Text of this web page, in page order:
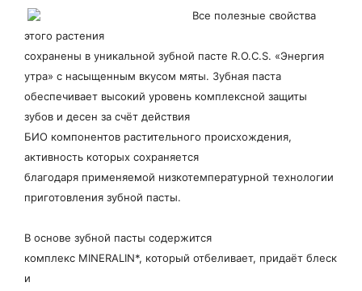
Все полезные свойства
этого растения
сохранены в уникальной зубной пасте R.O.C.S. «Энергия
утра» с насыщенным вкусом мяты. Зубная паста
обеспечивает высокий уровень комплексной защиты
зубов и десен за счёт действия
БИО компонентов растительного происхождения,
активность которых сохраняется
благодаря применяемой низкотемпературной технологии
приготовления зубной пасты.
В основе зубной пасты содержится
комплекс MINERALIN*, который отбеливает, придаёт блеск
и